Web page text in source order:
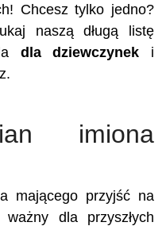
Chcesz tylko jedno?
naszą długą listę
dla dziewczynek i
imiona
mającego przyjść na
dla przyszłych